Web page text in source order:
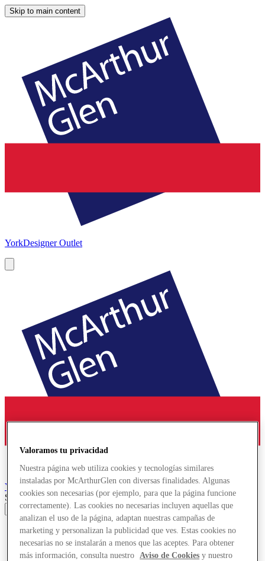
Skip to main content
YorkDesigner Outlet
YorkDesigner Outlet
Search input
Tiendas
Ofertas
Planifica tu visita
Valoramos tu privacidad
Nuestra página web utiliza cookies y tecnologías similares
instaladas por McArthurGlen con diversas finalidades. Algunas
cookies son necesarias (por ejemplo, para que la página funcione
correctamente). Las cookies no necesarias incluyen aquellas que
analizan el uso de la página, adaptan nuestras campañas de
marketing y personalizan la publicidad que ves. Estas cookies no
necesarias no se instalarán a menos que las aceptes. Para obtener
más información, consulta nuestro
Aviso de Cookies y nuestro